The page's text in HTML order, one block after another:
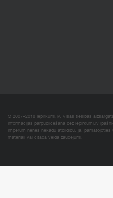
© 2007–2018 Iepirkumi.lv. Visas tiesības
Informācijas pārpublicēšana bez iepirkumi.lv
Imperum nenes nekādu atbildību, ja,
materiāli vai citāda veida zaudējumi.